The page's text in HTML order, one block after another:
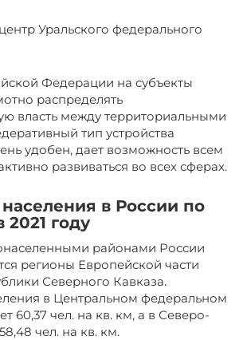
Уральского федерального
Федерации на субъекты
распределять
власть между территориальными
тип устройства
удобен, дает возможность всем
развиваться во всех сферах.
в России по
2021 году
районами России
регионы Европейской части
Северного Кавказа.
в Центральном федеральном
60,37 чел. на кв. км, а в Северо-
чел. на кв. км.